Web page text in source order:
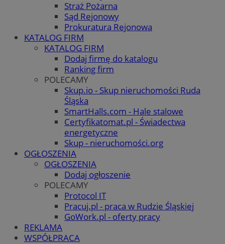
Straż Pożarna
Sąd Rejonowy
Prokuratura Rejonowa
KATALOG FIRM
KATALOG FIRM
Dodaj firmę do katalogu
Ranking firm
POLECAMY
Skup.io - Skup nieruchomości Ruda
Śląska
SmartHalls.com - Hale stalowe
Certyfikatomat.pl - Świadectwa
energetyczne
Skup - nieruchomości.org
OGŁOSZENIA
OGŁOSZENIA
Dodaj ogłoszenie
POLECAMY
Protocol IT
Pracuj.pl - praca w Rudzie Śląskiej
GoWork.pl - oferty pracy
REKLAMA
WSPÓŁPRACA